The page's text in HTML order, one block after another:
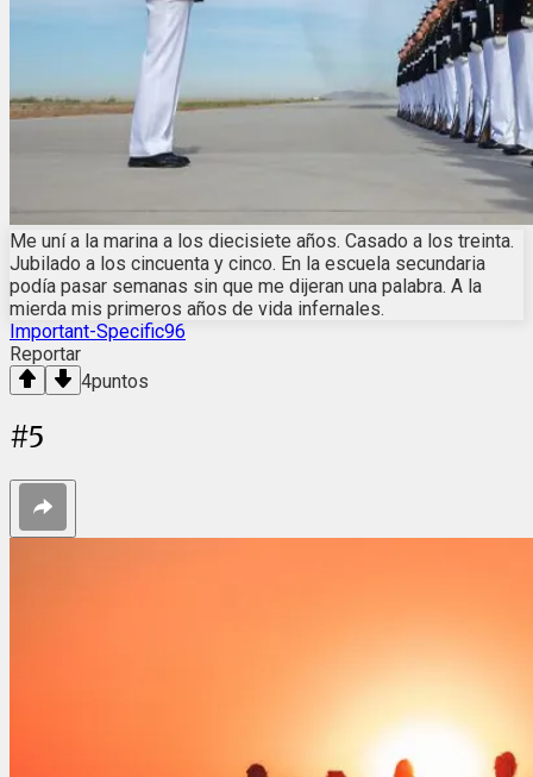
Me uní a la marina a los diecisiete años. Casado a los treinta.
Jubilado a los cincuenta y cinco. En la escuela secundaria
podía pasar semanas sin que me dijeran una palabra. A la
mierda mis primeros años de vida infernales.
Important-Specific96
Reportar
4puntos
#5